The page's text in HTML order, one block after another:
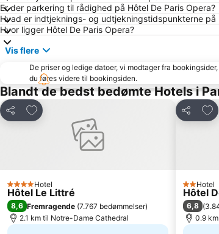
Er der parkering til rådighed på Hôtel De Paris Opera?
Hvad er indtjeknings- og udtjekningstidspunkterne på
Hvor ligger Hôtel De Paris Opera?
Vis flere
De priser og ledige datoer, vi modtager fra
du føres videre til bookingsiden.
Blandt de bedst bedømte Hotels i
Del
Føj til favoritter
4 Stjerner
Hotel
Hôtel Le Littré
8,6 Fremragende (7.767 bedømmelser)
2.1 km til Notre-Dame Cathedral
Del
Føj
2 Hotel
Hôtel
6,8 (
0.9